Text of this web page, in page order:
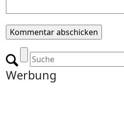
Werbung